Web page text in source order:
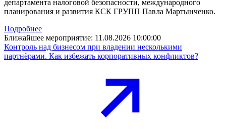
департамента налоговой безопасности, международного
планирования и развития КСК ГРУПП Павла Мартынченко.
Подробнее
Ближайшее мероприятие: 11.08.2026 10:00:00
Контроль над бизнесом при владении несколькими
партнёрами. Как избежать корпоративных конфликтов?